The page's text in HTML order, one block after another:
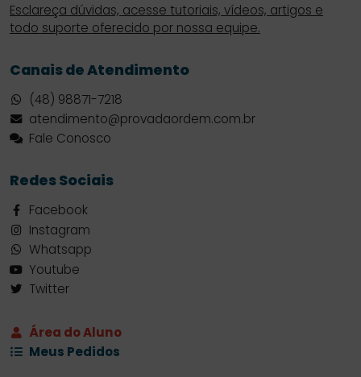
Esclareça dúvidas, acesse tutoriais, vídeos, artigos e
todo suporte oferecido por nossa equipe.
Canais de Atendimento
(48) 98871-7218
atendimento@provadaordem.com.br
Fale Conosco
Redes Sociais
Facebook
Instagram
Whatsapp
Youtube
Twitter
Área do Aluno
Meus Pedidos